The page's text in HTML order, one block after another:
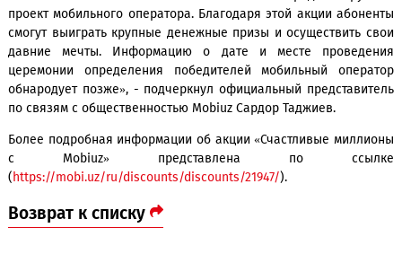
113 абонентов. В частности, в Республике
городе Ташкенте и в каждой из 12 областей
разыгрываться по 8 денежных призов (от 1 млн. сумов
млн. сумов). Главный приз в размере 350 млн. сумов
разыгран среди всех участников акции.
««Счастливые миллионы с Mobiuz» - это очередной
проект мобильного оператора. Благодаря этой акции
смогут выиграть крупные денежные призы и
церемонии определения победителей мобильный